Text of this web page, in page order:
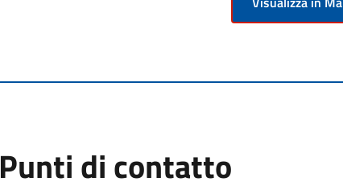
Punti di contatto